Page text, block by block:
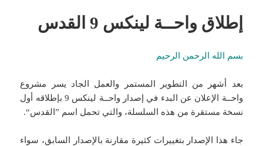
إطلاق واحــة لينكس 9 القدس
بسم الله الرحمن الرحيم
بعد أشهر من التطوير المستمر والعمل الجاد يسر مشروع
واحــة الإعلان عن البدء في إصدار واحــة لينكس 9 بإطلاقه أول
نسخة مستقرة من هذه السلسلة، والتي تحمل اسم ”القدس“.
جاء هذا الإصدار بتغييرات كثيرة مقارنة بالإصدار السابق، سواء